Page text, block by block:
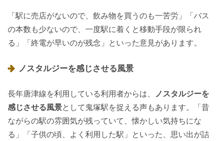
「駅に売店がないので、飲み物を買うのも一苦労」「バス
の本数も少ないので、一度駅に着くと移動手段が限られ
る」「終電が早いのが残念」といった意見があります。
ノスタルジーを感じさせる風景
長年唐津線を利用している利用者からは、
ノスタルジーを
感じさせる風景として鬼塚駅を捉える声もあります。「昔
ながらの駅の雰囲気が残っていて、懐かしい気持ちにな
る」「子供の頃、よく利用した駅」といった、思い出が詰